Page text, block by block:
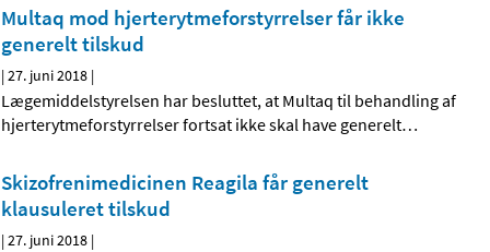
Multaq mod hjerterytmeforstyrrelser får ikke
generelt tilskud
|27. juni 2018 |
Lægemiddelstyrelsen har besluttet, at Multaq til behandling af
hjerterytmeforstyrrelser fortsat ikke skal have generelt…
Skizofrenimedicinen Reagila får generelt
klausuleret tilskud
|27. juni 2018 |